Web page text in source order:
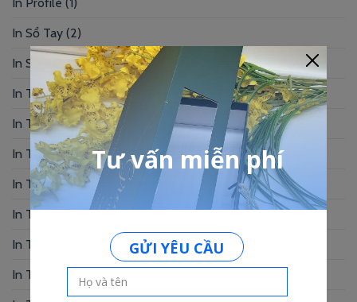
In Sổ Tay (2)
In Standee – PP(2)
In Tag Treo(7)
In Thẻ Bài(2)
In Thẻ Nhân Viên(3)
In Thẻ Nhựa(34)
In Thiệp Chúc Mừng(6)
In Thiệp Cưới
In Thiệp Mời (6)